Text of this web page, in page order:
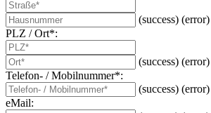
(success) (error)
PLZ / Ort*:
(success) (error)
Telefon- / Mobilnummer*:
(success) (error)
eMail: